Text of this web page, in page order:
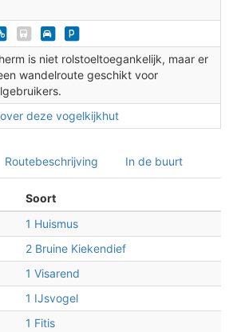
is niet rolstoeltoegankelijk, maar er
wandelroute geschikt voor
deze vogelkijkhut
Routebeschrijving In de buurt
Soort
1 Huismus
2 Bruine Kiekendief
1 Visarend
1 IJsvogel
1 Fitis